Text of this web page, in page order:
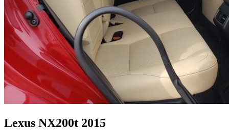
Lexus NX200t 2015